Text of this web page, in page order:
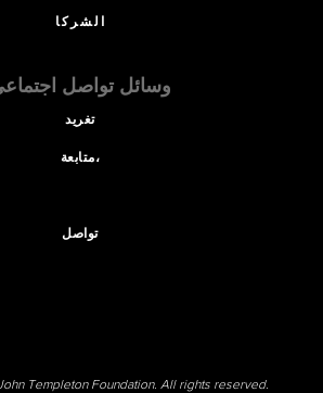
الشركا
وسائل تواصل
تغريد
متابعة،
تواصل
Templeton Foundation. All rights reserved.